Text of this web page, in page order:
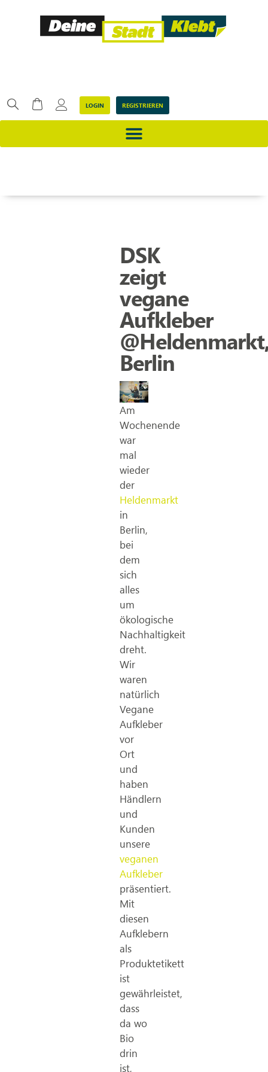
LOGIN REGISTRIEREN
DSK
zeigt
vegane
Aufkleber
Berlin
Am
Wochenende
war
mal
wieder
der
Heldenmarkt
in
Berlin,
bei
dem
sich
alles
um
ökologische
Nachhaltigkeit
dreht.
Wir
waren
natürlich
Vegane
Aufkleber
vor
Ort
und
haben
Händlern
und
Kunden
unsere
veganen
Aufkleber
präsentiert.
Mit
diesen
Aufklebern
als
Produktetikett
ist
gewährleistet,
dass
da wo
Bio
drin
ist,